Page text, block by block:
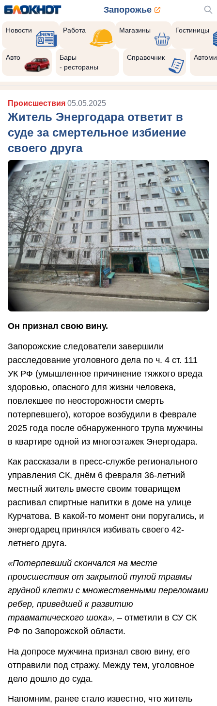
Запорожье
Новости Работа Магазины Гостиницы
Авто
Бары
- рестораны
Справочник
Происшествия 05.05.2025
Житель Энергодара ответит в
суде за смертельное избиение
своего друга
Он признал свою вину.
Запорожские следователи завершили
расследование уголовного дела по ч. 4 ст. 111
УК РФ (умышленное причинение тяжкого вреда
здоровью, опасного для жизни человека,
повлекшее по неосторожности смерть
потерпевшего), которое возбудили в феврале
2025 года после обнаруженного трупа мужчины
в квартире одной из многоэтажек Энергодара.
Как рассказали в пресс-службе регионального
управления СК, днём 6 февраля 36-летний
местный житель вместе своим товарищем
распивал спиртные напитки в доме на улице
Курчатова. В какой-то момент они поругались, и
энергодарец принялся избивать своего 42-
летнего друга.
«Потерпевший скончался на месте
происшествия от закрытой тупой травмы
грудной клетки с множественными переломами
ребер, приведшей к развитию
травматического шока», – отметили в СУ СК
РФ по Запорожской области.
На допросе мужчина признал свою вину, его
отправили под стражу. Между тем, уголовное
дело дошло до суда.
Напомним, ранее стало известно, что житель